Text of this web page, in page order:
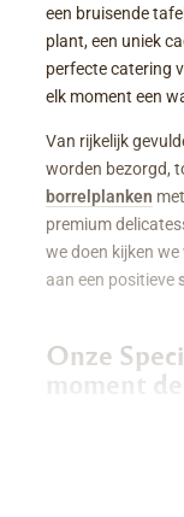
een bruisende
plant, een uniek
perfecte catering
elk moment een
Van rijkelijk
worden bezorgd,
borrelplanken
premium
we doen kijken
aan een positieve
Onze
moment
Luxe